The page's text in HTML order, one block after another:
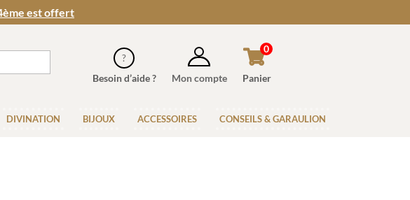
est offert
Besoin d’aide ? Mon compte Panier
0
DIVINATION BIJOUX ACCESSOIRES CONSEILS & GARAULION